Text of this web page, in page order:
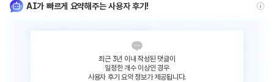
AI가 빠르게 요약해주는 사용자 후기!
최근 3년 이내 작성된 댓글이
일정한 개수 이상인 경우
사용자 후기 요약 정보가 제공됩니다.